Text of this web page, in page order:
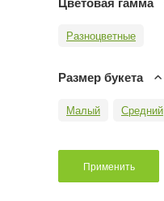
Разноцветные
Размер букета
Малый Средний